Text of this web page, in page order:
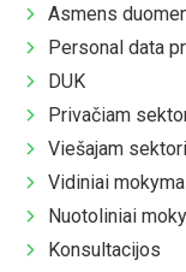
Asmens
Personal data
DUK
Privačiam
Viešajam
Vidiniai
Nuotoliniai
Konsultacijos